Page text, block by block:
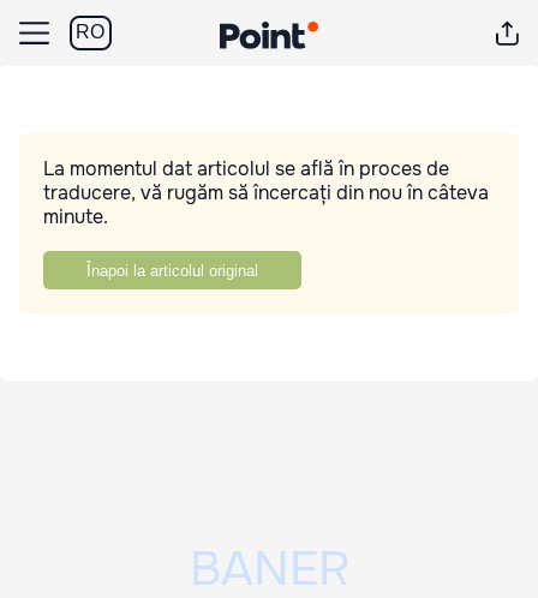
RO
La momentul dat articolul se află în proces de
traducere, vă rugăm să încercați din nou în câteva
minute.
Înapoi la articolul original